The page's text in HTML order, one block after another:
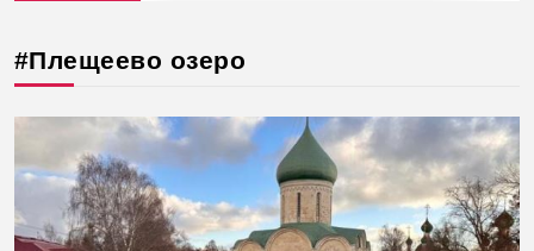
#Плещеево озеро